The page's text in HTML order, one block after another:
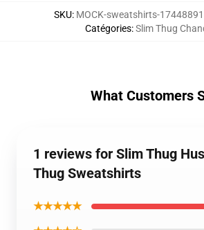
SKU: MOCK-sweatshirts-
Catégories:Slim Thug
What Customers
1 reviews for Slim Thug
Thug Sweatshirts
★★★★★